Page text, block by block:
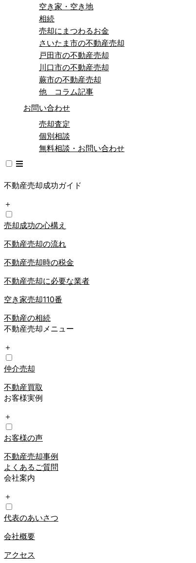
空き家・空き地
相続
売却にまつわるお金
さいたま市の不動産売却
戸田市の不動産売却
川口市の不動産売却
蕨市の不動産売却
他 コラム記事
お問い合わせ
売却査定
個別相談
無料相談・お問い合わせ
不動産売却成功ガイド
＋
売却成功の心構え
不動産売却の流れ
不動産売却時の税金
不動産売却に必要な業者
空き家売却110番
不動産の相続
不動産売却メニュー
＋
仲介売却
不動産買取
お客様実例
＋
お客様の声
不動産売却事例
よくあるご質問
会社案内
＋
代表のあいさつ
会社概要
アクセス